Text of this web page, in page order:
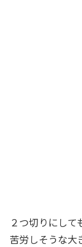
２つ切りにし
苦労しそうな大